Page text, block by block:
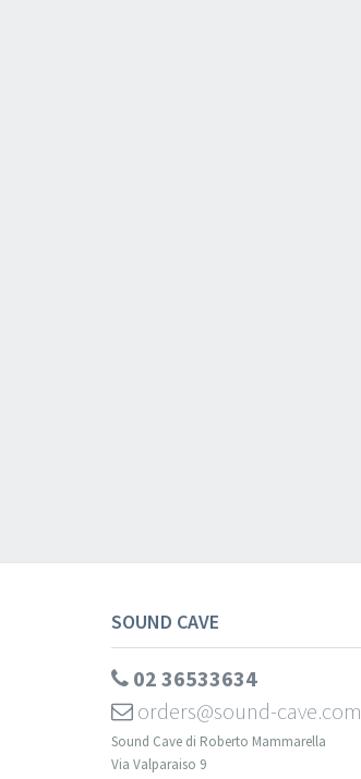
SOUND CAVE
02 36533634
orders@sound-cave.com
Sound Cave di Roberto Mammarella
Via Valparaiso 9